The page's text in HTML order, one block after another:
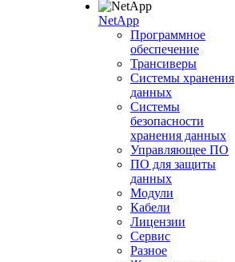
NetApp
Программное
обеспечение
Трансиверы
Системы хранения
данных
Системы
безопасности
хранения данных
Управляющее ПО
ПО для защиты
данных
Модули
Кабели
Лицензии
Сервис
Разное